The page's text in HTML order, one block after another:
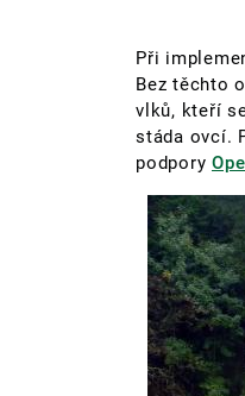
Při
Bez těchto
vlků, kteří
stáda ovcí.
podpory